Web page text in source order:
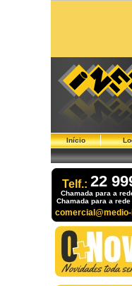
Início
Telf.: 22
Chamada para a
Chamada para a